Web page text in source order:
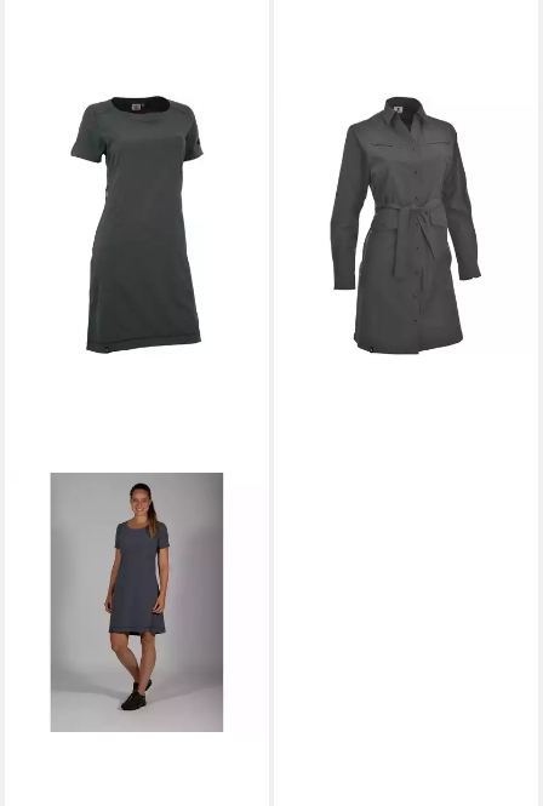
MAUL SPORT®
2-in-1-Kleid Kleid Elbetal-SP
ab 79,95 €
99,95 €
lieferbar - in 3-4 Werktagen bei dir